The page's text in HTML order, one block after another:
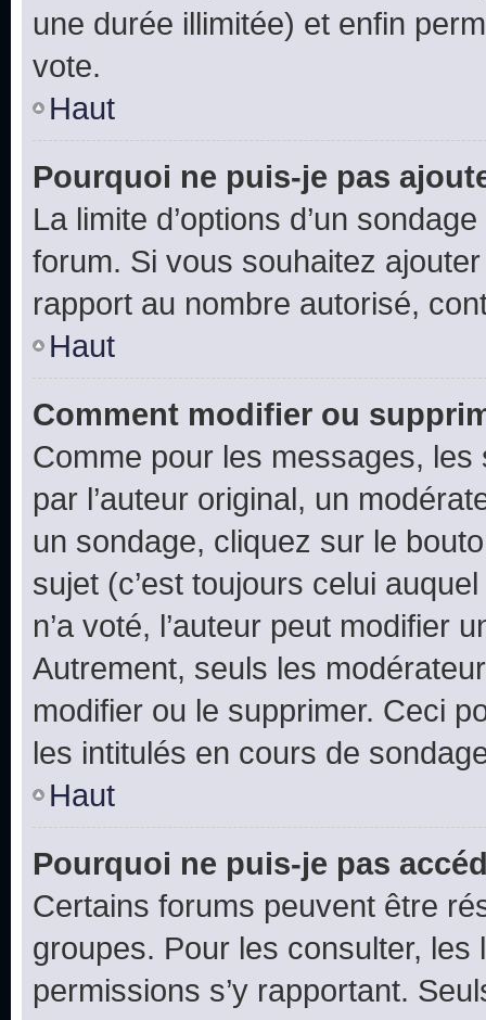
une durée illimitée) et enfin
vote.
Haut
Pourquoi ne puis-je pas
La limite d’options d’un
forum. Si vous souhaitez
rapport au nombre autorisé,
Haut
Comment modifier ou
Comme pour les messages,
par l’auteur original, un
un sondage, cliquez sur le
sujet (c’est toujours celui
n’a voté, l’auteur peut modifier
Autrement, seuls les
modifier ou le supprimer. Ceci
les intitulés en cours de
Haut
Pourquoi ne puis-je pas
Certains forums peuvent être
groupes. Pour les consulter,
permissions s’y rapportant.